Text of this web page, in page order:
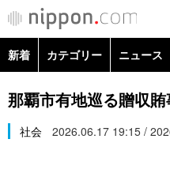
新着 カテゴリー ニュース
政治・外交
経済・ビジネス
那覇市有地巡る贈収
社会 2026.06.17 19:15 /